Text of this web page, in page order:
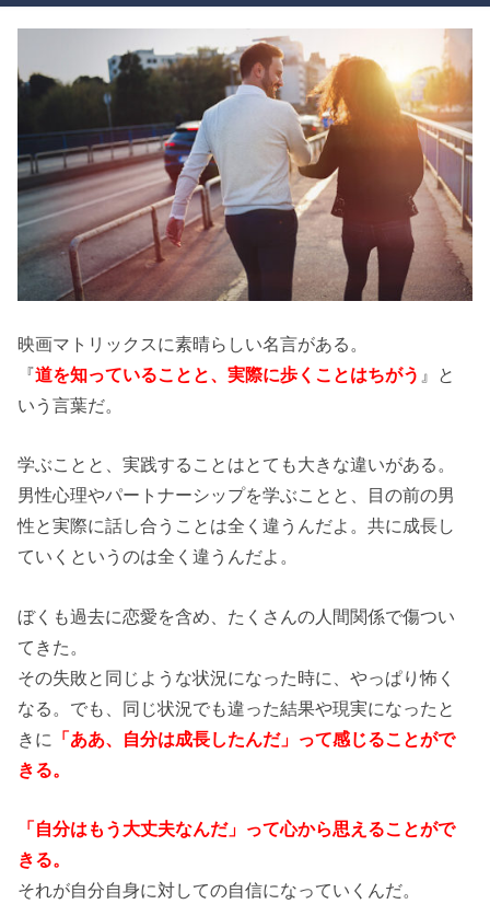
映画マトリックスに素晴らしい名言がある。
『道を知っていることと、実際に歩くことはちがう 』と
いう言葉だ。
学ぶことと、実践することはとても大きな違いがある。
男性心理やパートナーシップを学ぶことと、目の前の男
性と実際に話し合うことは全く違うんだよ。共に成長し
ていくというのは全く違うんだよ。
ぼくも過去に恋愛を含め、たくさんの人間関係で傷つい
てきた。
その失敗と同じような状況になった時に、やっぱり怖く
なる。でも、同じ状況でも違った結果や現実になったと
きに
「ああ、自分は成長したんだ」って感じることがで
きる。
「自分はもう大丈夫なんだ」って心から思えることがで
きる。
それが自分自身に対しての自信になっていくんだ。